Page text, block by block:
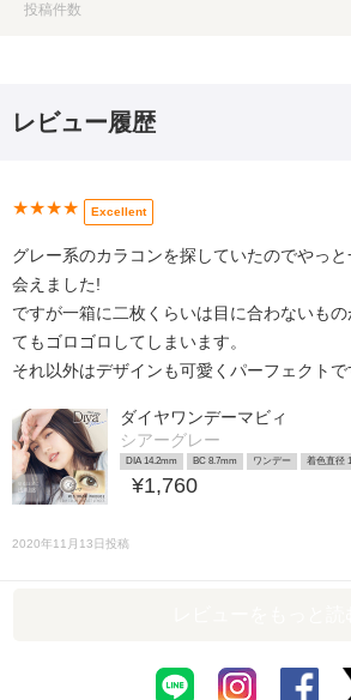
投稿件数
レビュー履歴
★★★★ Excellent
グレー系のカラコンを探していたのでやっ
会えました!
ですが一箱に二枚くらいは目に合わないも
てもゴロゴロしてしまいます。
それ以外はデザインも可愛くパーフェクトで
ダイヤワンデーマビィ
シアーグレー
DIA 14.2mm BC 8.7mm ワンデー 着色直径
¥1,760
2020年11月13日投稿